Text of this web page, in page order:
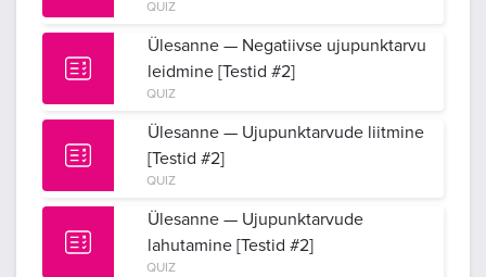
QUIZ
Ülesanne — Negatiivse ujupunktarvu
leidmine [Testid #2]
QUIZ
Ülesanne — Ujupunktarvude liitmine
[Testid #2]
QUIZ
Ülesanne — Ujupunktarvude
lahutamine [Testid #2]
QUIZ